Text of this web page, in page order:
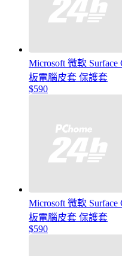
Microsoft 微軟
板電腦皮套 保護套
$590
Microsoft 微軟
板電腦皮套 保護套
$590